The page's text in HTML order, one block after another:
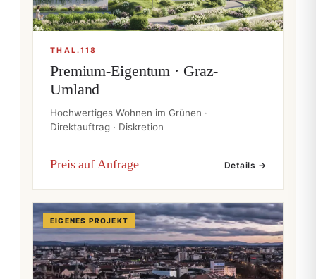
THAL.118
Premium-Eigentum · Graz-
Umland
Hochwertiges Wohnen im Grünen ·
Direktauftrag · Diskretion
Preis auf Anfrage Details →
EIGENES PROJEKT